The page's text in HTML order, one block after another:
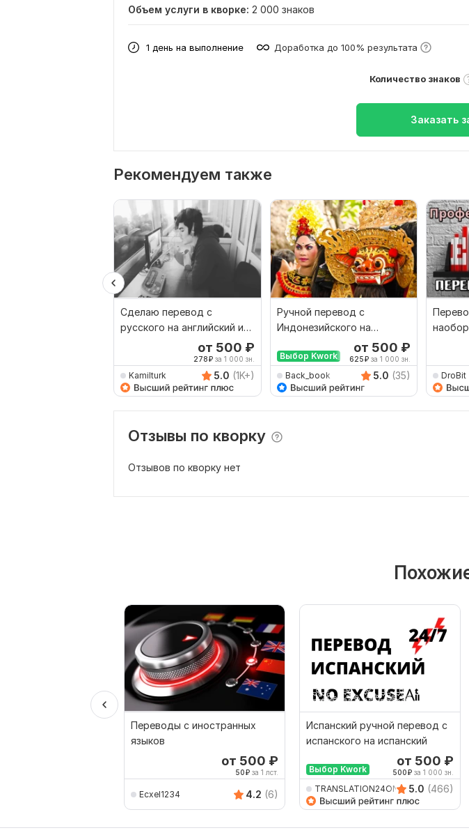
Объем услуги в кворке: 2 000 знаков
1 день на выполнение Доработка до 100% результата
Количество знаков
Заказать
Рекомендуем также
Сделаю перевод с
русского на английский и
от 500 ₽
278₽за 1 000 зн.
Kamilturk 5.0 (1K+)
Ручной перевод с
Индонезийского на
Русский и наоборот
Выбор Kwork
от 500 ₽
625₽ за 1 000 зн.
Back_book 5.0 (35) DroBit
Отзывы по кворку
Отзывов по кворку нет
Переводы с иностранных
языков
от 500 ₽
50₽ за 1 лст.
Ecxel1234 4.2 (6)
Испанский ручной перевод с
испанского на испанский
Выбор Kwork
от 500 ₽
500₽ за 1 000 зн.
TRANSLATION24ON7 5.0 (466)